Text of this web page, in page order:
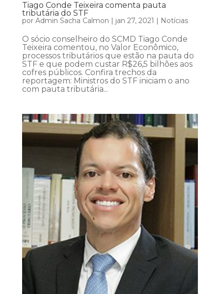
Tiago Conde Teixeira comenta pauta
tributária do STF
por Admin Sacha Calmon | jan 27, 2021 | Notícias
O sócio conselheiro do SCMD Tiago Conde
Teixeira comentou, no Valor Econômico,
processos tributários que estão na pauta do
STF e que podem custar R$26,5 bilhões aos
cofres públicos. Confira trechos da
reportagem: Ministros do STF iniciam o ano
com pauta tributária...